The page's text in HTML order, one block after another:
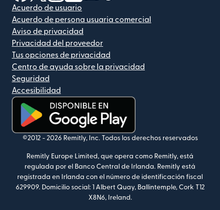
Acuerdo de usuario
Acuerdo de persona usuaria comercial
Aviso de privacidad
Privacidad del proveedor
Tus opciones de privacidad
Centro de ayuda sobre la privacidad
Seguridad
Accesibilidad
(se abre en una ventana nueva)
©2012 - 2026 Remitly, Inc. Todos los derechos reservados
Remitly Europe Limited, que opera como Remitly, está
regulada por el Banco Central de Irlanda. Remitly está
registrada en Irlanda con el número de identificación fiscal
629909. Domicilio social: 1 Albert Quay, Ballintemple, Cork T12
X8N6, Ireland.